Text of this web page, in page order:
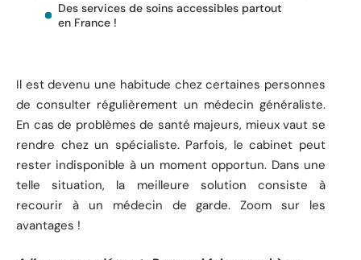
Des services de soins accessibles partout
en France !
Il est devenu une habitude chez certaines personnes
de consulter régulièrement un médecin généraliste.
En cas de problèmes de santé majeurs, mieux vaut se
rendre chez un spécialiste. Parfois, le cabinet peut
rester indisponible à un moment opportun. Dans une
telle situation, la meilleure solution consiste à
recourir à un médecin de garde. Zoom sur les
avantages !